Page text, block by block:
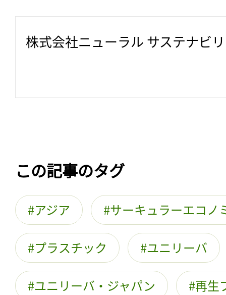
株式会社ニューラル サステナビ
この記事のタグ
アジア サーキュラーエコノ
プラスチック ユニリーバ
ユニリーバ・ジャパン 再生